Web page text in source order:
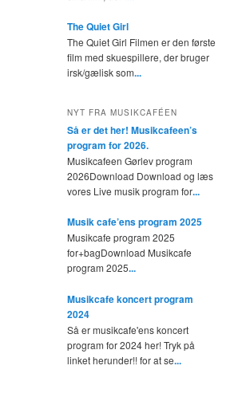
The Quiet Girl
The Quiet Girl Filmen er den første
film med skuespillere, der bruger
irsk/gælisk som...
NYT FRA MUSIKCAFÉEN
Så er det her! Musikcafeen’s
program for 2026.
Musikcafeen Gørlev program
2026Download Download og læs
vores Live musik program for...
Musik cafe’ens program 2025
Musikcafe program 2025
for+bagDownload Musikcafe
program 2025...
Musikcafe koncert program
2024
Så er musikcafe'ens koncert
program for 2024 her! Tryk på
linket herunder!! for at se...